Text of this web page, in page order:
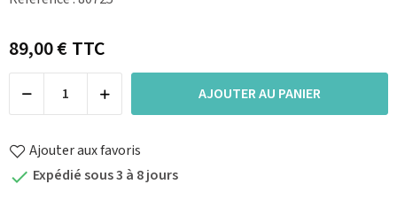
89,00 €TTC
AJOUTER AU PANIER
Ajouter aux favoris
 Expédié sous 3 à 8 jours